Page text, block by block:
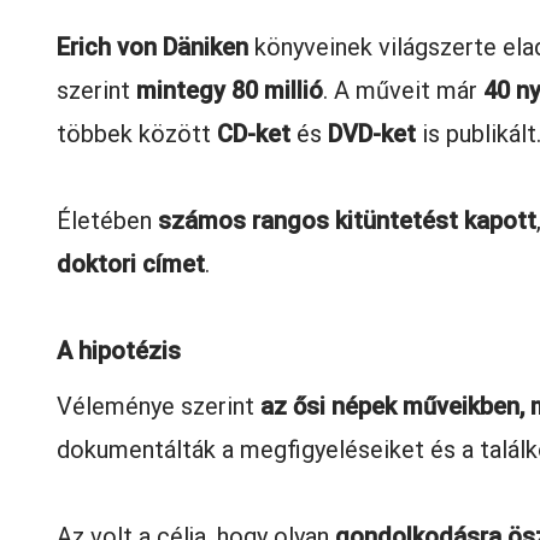
Erich von Däniken könyveinek világszerte
szerint mintegy 80 millió. A műveit már 40
többek között CD-ket és DVD-ket is publikált.
Életében számos rangos kitüntetést kapott
doktori címet.
A hipotézis
Véleménye szerint az ősi népek műveikben,
dokumentálták a megfigyeléseiket és a